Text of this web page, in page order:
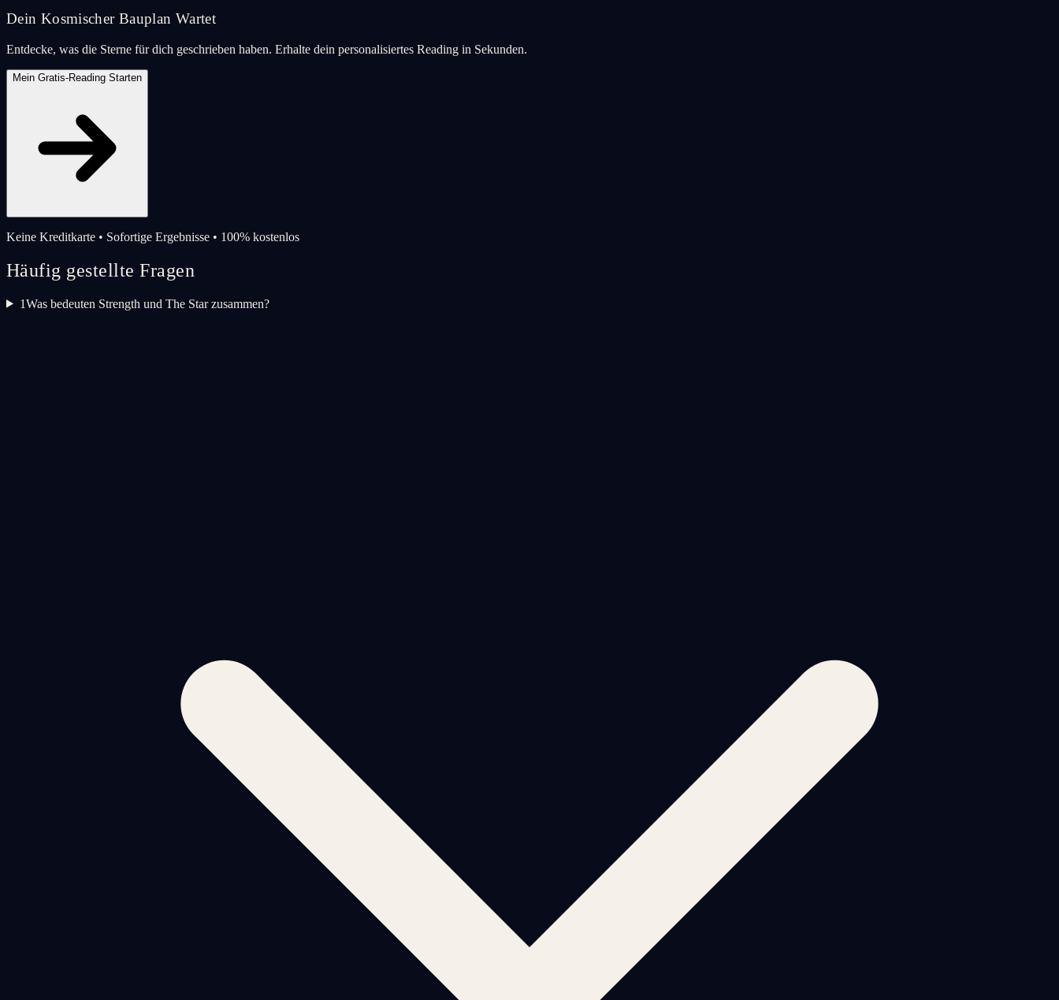
Dein Kosmischer Bauplan Wartet
Entdecke, was die Sterne für dich geschrieben haben. Erhalte dein personalisiertes Reading in Sekunden.
Mein Gratis-Reading Starten
Keine Kreditkarte • Sofortige Ergebnisse • 100% kostenlos
Häufig gestellte Fragen
1Was bedeuten Strength und The Star zusammen?